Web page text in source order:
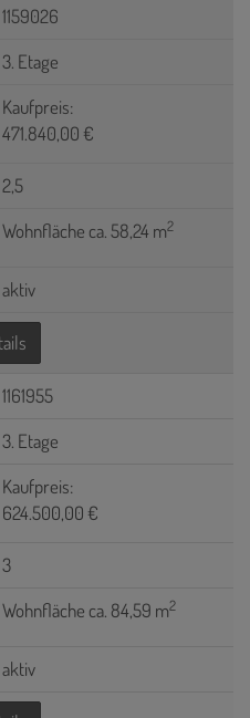
1159026
3. Etage
Kaufpreis:
471.840,00 €
2,5
Wohnfläche ca. 58,24 m2
aktiv
1161955
3. Etage
Kaufpreis:
624.500,00 €
3
Wohnfläche ca. 84,59 m2
aktiv